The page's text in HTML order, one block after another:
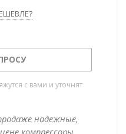
с вами и уточнят
надежные,
компрессоры